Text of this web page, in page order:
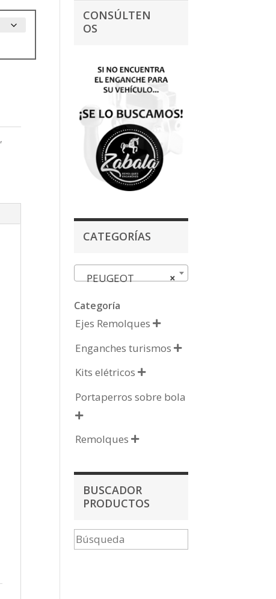
,
CONSÚLTEN
OS
CATEGORÍAS
×
PEUGEOT
Categoría
Ejes Remolques 
Enganches turismos 
Kits elétricos 
Portaperros sobre bola

Remolques 
BUSCADOR
PRODUCTOS